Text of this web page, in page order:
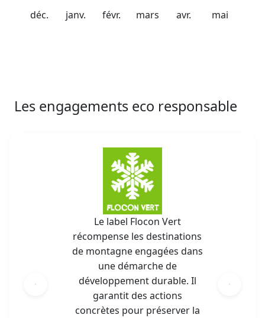
déc. janv. févr. mars avr. mai
Les engagements eco responsable
Le label Flocon Vert
récompense les destinations
de montagne engagées dans
une démarche de
développement durable. Il
garantit des actions
concrètes pour préserver la